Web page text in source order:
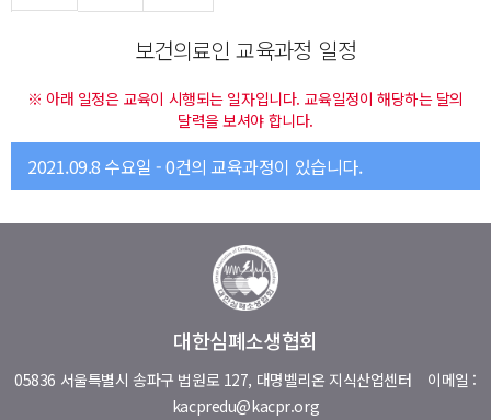
보건의료인 교육과정 일정
※ 아래 일정은 교육이 시행되는 일자입니다. 교육일정이 해당하는 달의
달력을 보셔야 합니다.
2021.09.8 수요일 - 0건의 교육과정이 있습니다.
대한심폐소생협회
05836 서울특별시 송파구 법원로 127, 대명벨리온 지식산업센터 이메일 :
kacpredu@kacpr.org